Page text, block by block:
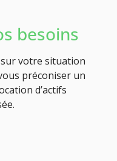
besoins
votre situation
préconiser un
d’actifs